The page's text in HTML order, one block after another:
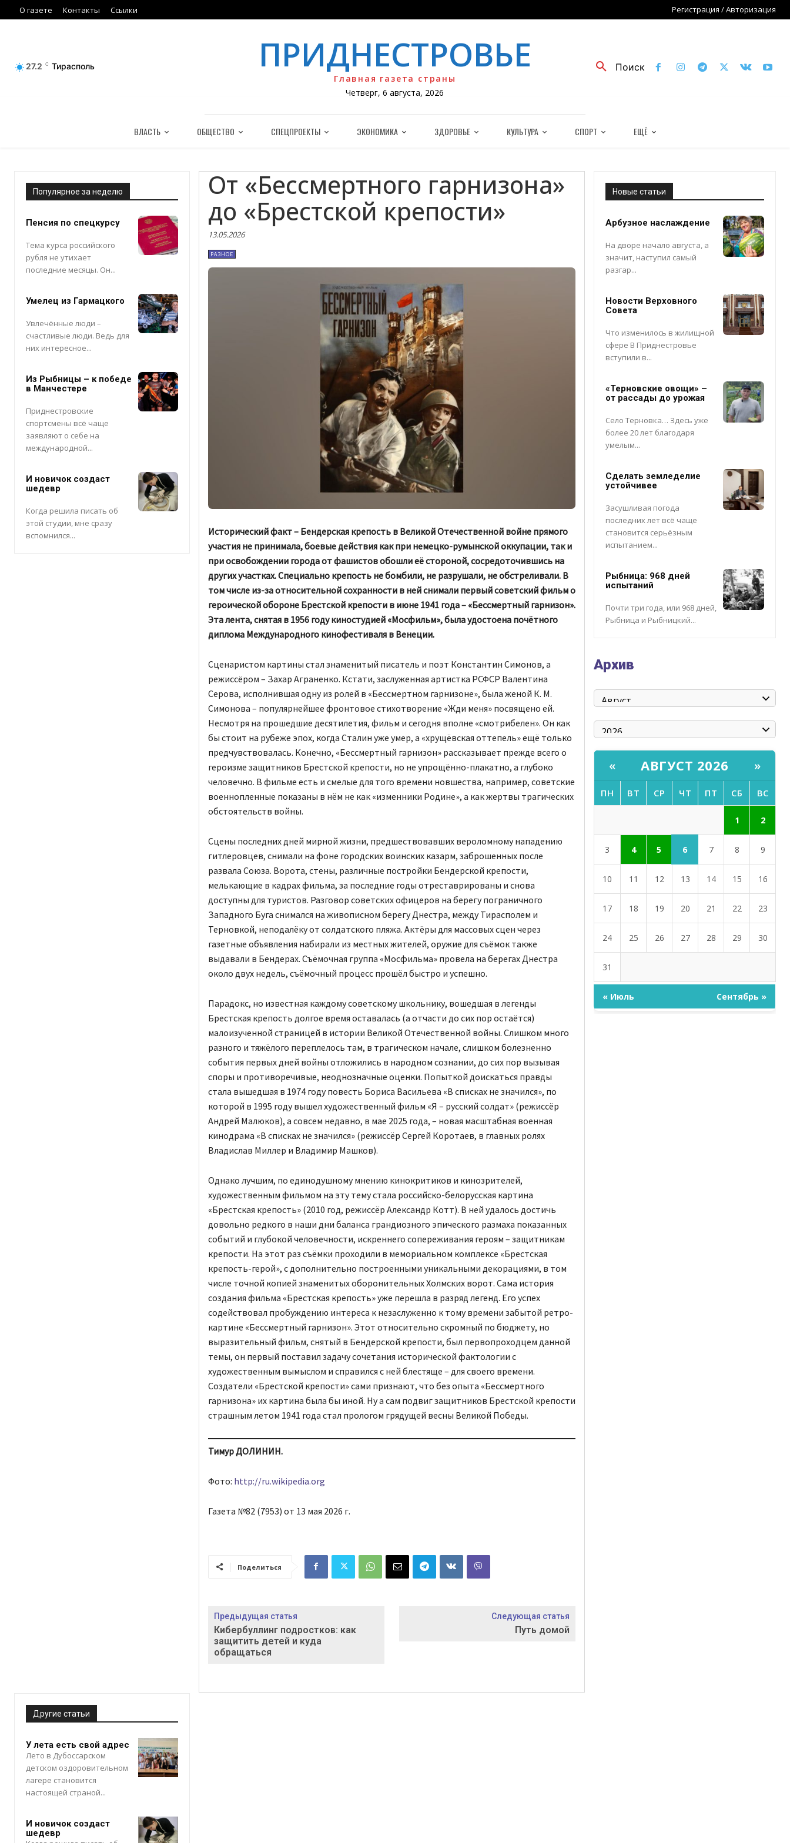
О газете Контакты Ссылки Регистрация / Авторизация
27.2 C Тирасполь ПРИДНЕСТРОВЬЕ
Главная газета страны
Четверг, 6 августа, 2026
Поиск
ВЛАСТЬ ОБЩЕСТВО СПЕЦПРОЕКТЫ ЭКОНОМИКА ЗДОРОВЬЕ КУЛЬТУРА СПОРТ ЕЩЁ
Популярное за неделю
Пенсия по спецкурсу
Тема курса российского
рубля не утихает
последние месяцы. Он...
Умелец из Гармацкого
Увлечённые люди –
счастливые люди. Ведь для
них интересное...
Из Рыбницы – к победе
в Манчестере
Приднестровские
спортсмены всё чаще
заявляют о себе на
международной...
И новичок создаст
шедевр
Когда решила писать об
этой студии, мне сразу
вспомнился...
От «Бессмертного гарнизона»
до «Брестской крепости»
13.05.2026
РАЗНОЕ
Исторический факт – Бендерская крепость в Великой Отечественной войне прямого
участия не принимала, боевые действия как при немецко-румынской оккупации, так и
при освобождении города от фашистов обошли её стороной, сосредоточившись на
других участках. Специально крепость не бомбили, не разрушали, не обстреливали. В
том числе из-за относительной сохранности в ней снимали первый советский фильм о
героической обороне Брестской крепости в июне 1941 года – «Бессмертный гарнизон».
Эта лента, снятая в 1956 году киностудией «Мосфильм», была удостоена почётного
диплома Международного кинофестиваля в Венеции.
Сценаристом картины стал знаменитый писатель и поэт Константин Симонов, а
режиссёром – Захар Аграненко. Кстати, заслуженная артистка РСФСР Валентина
Серова, исполнившая одну из ролей в «Бессмертном гарнизоне», была женой К. М.
Симонова – популярнейшее фронтовое стихотворение «Жди меня» посвящено ей.
Несмотря на прошедшие десятилетия, фильм и сегодня вполне «смотрибелен». Он как
бы стоит на рубеже эпох, когда Сталин уже умер, а «хрущёвская оттепель» ещё только
предчувствовалась. Конечно, «Бессмертный гарнизон» рассказывает прежде всего о
героизме защитников Брестской крепости, но не упрощённо-плакатно, а глубоко
человечно. В фильме есть и смелые для того времени новшества, например, советские
военнопленные показаны в нём не как «изменники Родине», а как жертвы трагических
обстоятельств войны.
Сцены последних дней мирной жизни, предшествовавших вероломному нападению
гитлеровцев, снимали на фоне городских воинских казарм, заброшенных после
развала Союза. Ворота, стены, различные постройки Бендерской крепости,
мелькающие в кадрах фильма, за последние годы отреставрированы и снова
доступны для туристов. Разговор советских офицеров на берегу пограничного
Западного Буга снимался на живописном берегу Днестра, между Тирасполем и
Терновкой, неподалёку от солдатского пляжа. Актёры для массовых сцен через
газетные объявления набирали из местных жителей, оружие для съёмок также
выдавали в Бендерах. Съёмочная группа «Мосфильма» провела на берегах Днестра
около двух недель, съёмочный процесс прошёл быстро и успешно.
Парадокс, но известная каждому советскому школьнику, вошедшая в легенды
Брестская крепость долгое время оставалась (а отчасти до сих пор остаётся)
малоизученной страницей в истории Великой Отечественной войны. Слишком много
разного и тяжёлого переплелось там, в трагическом начале, слишком болезненно
события первых дней войны отложились в народном сознании, до сих пор вызывая
споры и противоречивые, неоднозначные оценки. Попыткой доискаться правды
стала вышедшая в 1974 году повесть Бориса Васильева «В списках не значился», по
которой в 1995 году вышел художественный фильм «Я – русский солдат» (режиссёр
Андрей Малюков), а совсем недавно, в мае 2025 года, – новая масштабная военная
кинодрама «В списках не значился» (режиссёр Сергей Коротаев, в главных ролях
Владислав Миллер и Владимир Машков).
Однако лучшим, по единодушному мнению кинокритиков и кинозрителей,
художественным фильмом на эту тему стала российско-белорусская картина
«Брестская крепость» (2010 год, режиссёр Александр Котт). В ней удалось достичь
довольно редкого в наши дни баланса грандиозного эпического размаха показанных
событий и глубокой человечности, искреннего сопереживания героям – защитникам
крепости. На этот раз съёмки проходили в мемориальном комплексе «Брестская
крепость-герой», с дополнительно построенными уникальными декорациями, в том
числе точной копией знаменитых оборонительных Холмских ворот. Сама история
создания фильма «Брестская крепость» уже перешла в разряд легенд. Его успех
содействовал пробуждению интереса к незаслуженно к тому времени забытой ретро-
картине «Бессмертный гарнизон». Этот относительно скромный по бюджету, но
выразительный фильм, снятый в Бендерской крепости, был первопроходцем данной
темы, он первый поставил задачу сочетания исторической фактологии с
художественным вымыслом и справился с ней блестяще – для своего времени.
Создатели «Брестской крепости» сами признают, что без опыта «Бессмертного
гарнизона» их картина была бы иной. Ну а сам подвиг защитников Брестской крепости
страшным летом 1941 года стал прологом грядущей весны Великой Победы.
Тимур ДОЛИНИН.
Фото: http://ru.wikipedia.org
Газета №82 (7953) от 13 мая 2026 г.
Поделиться
Предыдущая статья
Кибербуллинг подростков: как
защитить детей и куда
обращаться
Следующая статья
Путь домой
Другие статьи
У лета есть свой адрес
Лето в Дубоссарском
детском оздоровительном
лагере становится
настоящей страной...
И новичок создаст
шедевр
Новые статьи
Арбузное наслаждение
На дворе начало августа, а
значит, наступил самый
разгар...
Новости Верховного
Совета
Что изменилось в жилищной
сфере В Приднестровье
вступили в...
«Терновские овощи» –
от рассады до урожая
Село Терновка… Здесь уже
более 20 лет благодаря
умелым...
Сделать земледелие
устойчивее
Засушливая погода
последних лет всё чаще
становится серьёзным
испытанием...
Рыбница: 968 дней
испытаний
Почти три года, или 968 дней,
Рыбница и Рыбницкий...
Архив
« АВГУСТ 2026 »
ПН ВТ СР ЧТ ПТ СБ ВС
1 2
3 4 5 6 7 8 9
10 11 12 13 14 15 16
17 18 19 20 21 22 23
24 25 26 27 28 29 30
31
« Июль Сентябрь »